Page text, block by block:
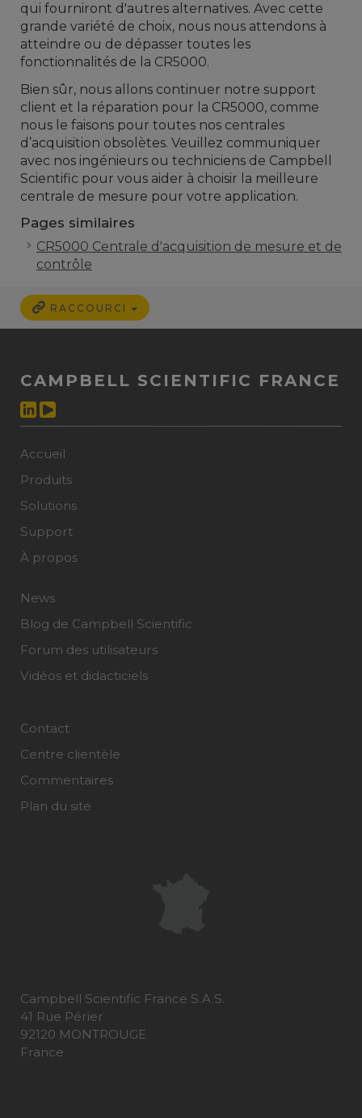
qui fourniront d'autres alternatives. Avec cette
grande variété de choix, nous nous attendons à
atteindre ou de dépasser toutes les
fonctionnalités de la CR5000.
Bien sûr, nous allons continuer notre support
client et la réparation pour la CR5000, comme
nous le faisons pour toutes nos centrales
d’acquisition obsolètes. Veuillez communiquer
avec nos ingénieurs ou techniciens de Campbell
Scientific pour vous aider à choisir la meilleure
centrale de mesure pour votre application.
Pages similaires
CR5000 Centrale d'acquisition de mesure et de
contrôle
RACCOURCI
CAMPBELL SCIENTIFIC FRANCE
Accueil
Produits
Solutions
Support
À propos
News
Blog de Campbell Scientific
Forum des utilisateurs
Vidéos et didacticiels
Contact
Centre clientèle
Commentaires
Plan du site
Campbell Scientific France S.A.S.
41 Rue Périer
92120 MONTROUGE
France